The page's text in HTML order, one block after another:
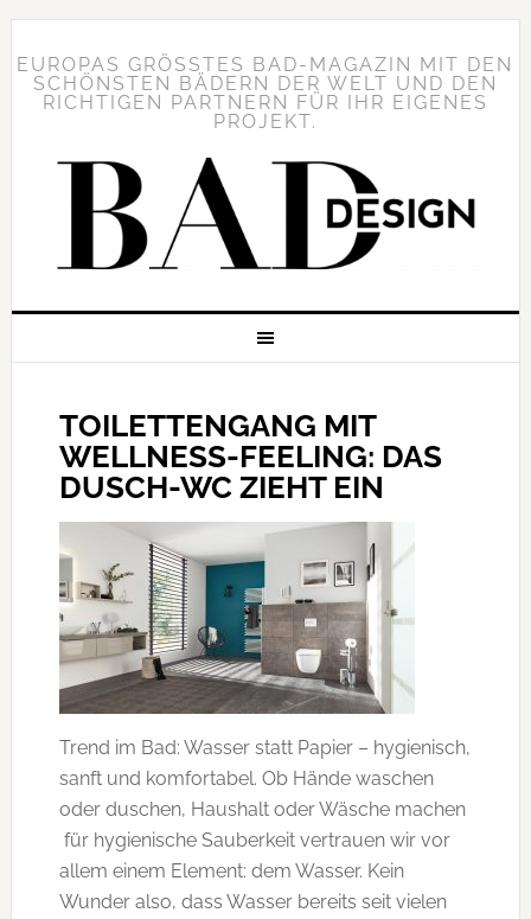
EUROPAS GRÖSSTES BAD-MAGAZIN MIT DEN S
CHÖNSTEN BÄDERN DER WELT UND DEN R
ICHTIGEN PARTNERN FÜR IHR EIGENES P
ROJEKT.
TOILETTENGANG MIT
WELLNESS-FEELING: DAS
DUSCH-WC ZIEHT EIN
Trend im Bad: Wasser statt Papier – hygienisch,
sanft und komfortabel. Ob Hände waschen
oder duschen, Haushalt oder Wäsche machen
für hygienische Sauberkeit vertrauen wir vor
allem einem Element: dem Wasser. Kein
Wunder also, dass Wasser bereits seit vielen